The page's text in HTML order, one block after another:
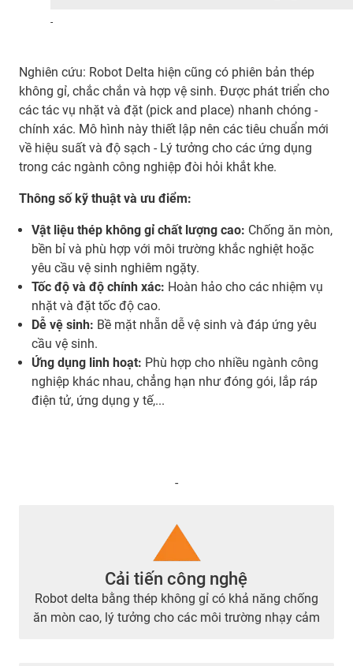
-
Nghiên cứu: Robot Delta hiện cũng có phiên bản thép
không gỉ, chắc chắn và hợp vệ sinh. Được phát triển cho
các tác vụ nhặt và đặt (pick and place) nhanh chóng -
chính xác. Mô hình này thiết lập nên các tiêu chuẩn mới
về hiệu suất và độ sạch - Lý tưởng cho các ứng dụng
trong các ngành công nghiệp đòi hỏi khắt khe.
Thông số kỹ thuật và ưu điểm:
Vật liệu thép không gỉ chất lượng cao: Chống ăn mòn,
bền bỉ và phù hợp với môi trường khắc nghiệt hoặc
yêu cầu vệ sinh nghiêm ngặty.
Tốc độ và độ chính xác: Hoàn hảo cho các nhiệm vụ
nhặt và đặt tốc độ cao.
Dễ vệ sinh: Bề mặt nhẵn dễ vệ sinh và đáp ứng yêu
cầu vệ sinh.
Ứng dụng linh hoạt: Phù hợp cho nhiều ngành công
nghiệp khác nhau, chẳng hạn như đóng gói, lắp ráp
điện tử, ứng dụng y tế,...
-
Cải tiến công nghệ
Robot delta bằng thép không gỉ có khả năng chống
ăn mòn cao, lý tưởng cho các môi trường nhạy cảm